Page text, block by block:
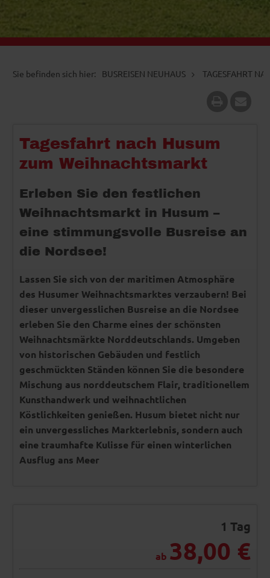
BUSREISEN NEUHAUS TAGESFAHRT
Tagesfahrt nach Husum
zum Weihnachtsmarkt
Erleben Sie den festlichen
Weihnachtsmarkt in Husum –
eine stimmungsvolle Busreise an
die Nordsee!
Lassen Sie sich von der maritimen Atmosphäre
des Husumer Weihnachtsmarktes verzaubern! Bei
dieser unvergesslichen Busreise an die Nordsee
erleben Sie den Charme eines der schönsten
Weihnachtsmärkte Norddeutschlands. Umgeben
von historischen Gebäuden und festlich
geschmückten Ständen können Sie die besondere
Mischung aus norddeutschem Flair, traditionellem
Kunsthandwerk und weihnachtlichen
Köstlichkeiten genießen. Husum bietet nicht nur
ein unvergessliches Markterlebnis, sondern auch
eine traumhafte Kulisse für einen winterlichen
Ausflug ans Meer
1 Tag
ab 38,00 €